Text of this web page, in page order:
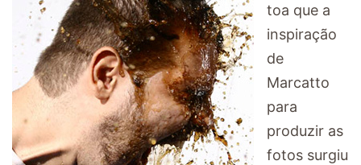
toa que a
inspiração
de
Marcatto
para
produzir as
fotos surgiu